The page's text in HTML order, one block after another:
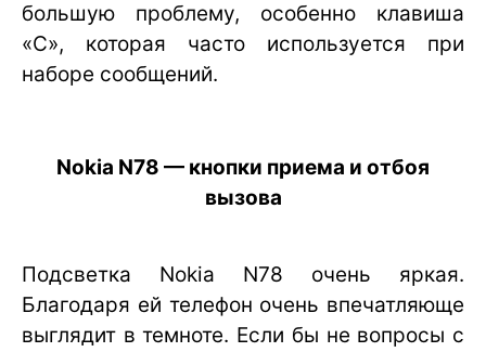
большую проблему, особенно клавиша
«С», которая часто используется при
наборе сообщений.
Nokia N78 — кнопки приема и отбоя
вызова
Подсветка Nokia N78 очень яркая.
Благодаря ей телефон очень впечатляюще
выглядит в темноте. Если бы не вопросы с